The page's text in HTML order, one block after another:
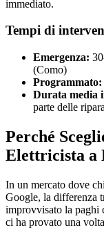
immediato.
Tempi di
Emergenza:
(Como)
Programmato:
Durata media
parte delle
Perché
Elettricista a
In un mercato dove
Google, la differenza
improvvisato la paghi
ci ha provato una